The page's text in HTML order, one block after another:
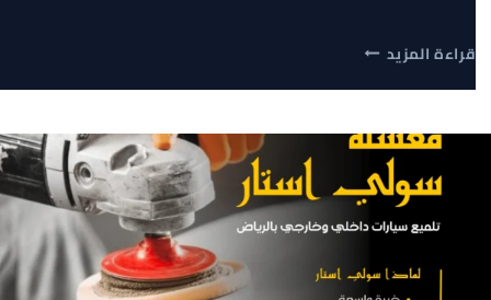
قراءة المزيد1
تألق
مع
مغسلة
سولي
استار